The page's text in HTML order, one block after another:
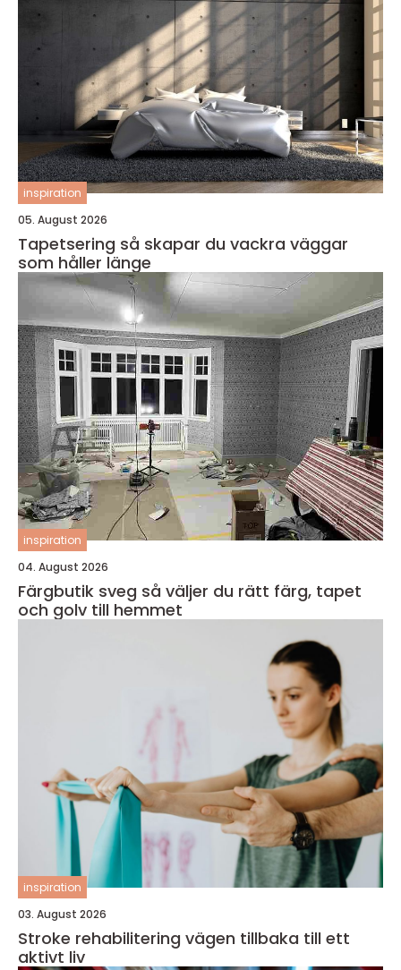
inspiration
05. August 2026
Tapetsering så skapar du vackra väggar
som håller länge
inspiration
04. August 2026
Färgbutik sveg så väljer du rätt färg, tapet
och golv till hemmet
inspiration
03. August 2026
Stroke rehabilitering vägen tillbaka till ett
aktivt liv